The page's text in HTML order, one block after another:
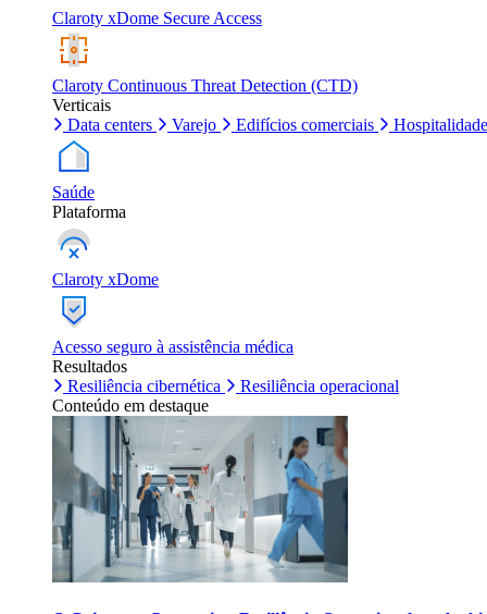
Claroty xDome Secure Access
Claroty Continuous Threat Detection (CTD)
Verticais
Data centers
Varejo Edifícios comerciais Hospitalidade
Saúde
Plataforma
Claroty xDome
Acesso seguro à assistência médica
Resultados
Resiliência cibernética
Resiliência operacional
Conteúdo em destaque